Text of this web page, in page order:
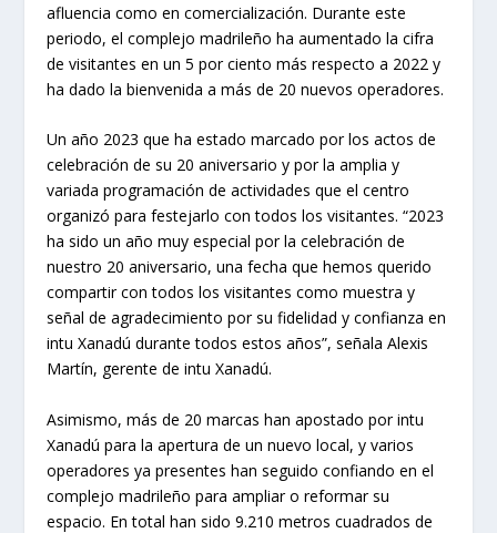
afluencia como en comercialización. Durante este
periodo, el complejo madrileño ha aumentado la cifra
de visitantes en un 5 por ciento más respecto a 2022 y
ha dado la bienvenida a más de 20 nuevos operadores.
Un año 2023 que ha estado marcado por los actos de
celebración de su 20 aniversario y por la amplia y
variada programación de actividades que el centro
organizó para festejarlo con todos los visitantes. “2023
ha sido un año muy especial por la celebración de
nuestro 20 aniversario, una fecha que hemos querido
compartir con todos los visitantes como muestra y
señal de agradecimiento por su fidelidad y confianza en
intu Xanadú durante todos estos años”, señala Alexis
Martín, gerente de intu Xanadú.
Asimismo, más de 20 marcas han apostado por intu
Xanadú para la apertura de un nuevo local, y varios
operadores ya presentes han seguido confiando en el
complejo madrileño para ampliar o reformar su
espacio. En total han sido 9.210 metros cuadrados de